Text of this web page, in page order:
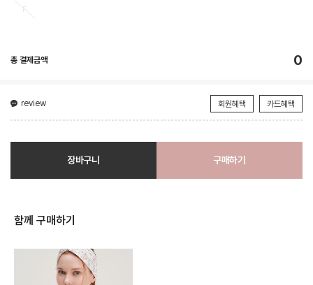
총 결제금액 0
review 회원혜택 카드혜택
장바구니 구매하기
함께 구매하기